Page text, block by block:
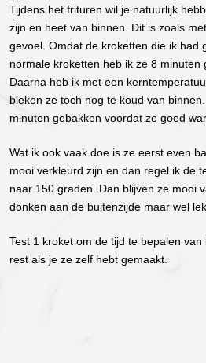
Tijdens het frituren wil je natuurlijk
zijn en heet van binnen. Dit is zoals
gevoel. Omdat de kroketten die ik had
normale kroketten heb ik ze 8 minuten
Daarna heb ik met een
bleken ze toch nog te koud van
minuten gebakken voordat ze goed
Wat ik ook vaak doe is ze eerst even
mooi verkleurd zijn en dan regel ik de
naar 150 graden. Dan blijven ze mooi
donken aan de buitenzijde maar wel
Test 1 kroket om de tijd te bepalen
rest als je ze zelf hebt gemaakt.